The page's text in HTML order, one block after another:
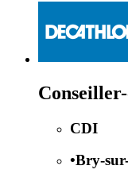
CDI
•Bry-